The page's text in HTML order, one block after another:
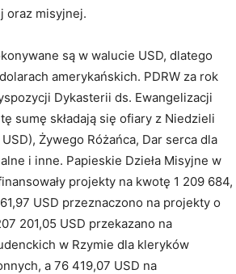
oraz misyjnej.
są w walucie USD, dlatego
amerykańskich. PDRW za rok
Dykasterii ds. Ewangelizacji
sumę składają się ofiary z Niedzieli
Żywego Różańca, Dar serca dla
i inne. Papieskie Dzieła Misyjne w
projekty na kwotę 1 209 684,
USD przeznaczono na projekty o
201,05 USD przekazano na
w Rzymie dla kleryków
a 76 419,07 USD na